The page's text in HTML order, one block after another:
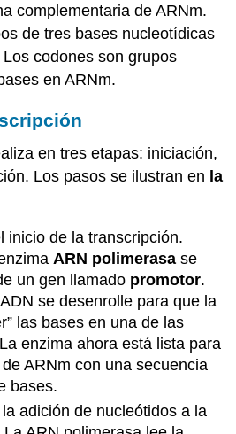
complementaria de ARNm.
de tres bases nucleotídicas
codones son grupos
en ARNm.
en tres etapas: iniciación,
Los pasos se ilustran en la
inicio de la transcripción.
ARN polimerasa se
un gen llamado promotor.
se desenrolle para que la
las bases en una de las
enzima ahora está lista para
ARNm con una secuencia
bases.
adición de nucleótidos a la